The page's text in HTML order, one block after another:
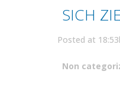
SICH
Posted at
Non